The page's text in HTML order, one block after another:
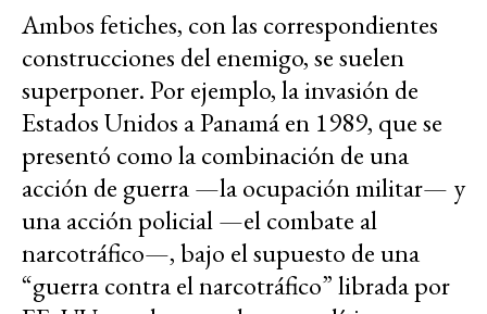
Ambos fetiches, con las correspondientes
construcciones del enemigo, se suelen
superponer. Por ejemplo, la invasión de
Estados Unidos a Panamá en 1989, que se
presentó como la combinación de una
acción de guerra —la ocupación militar— y
una acción policial —el combate al
narcotráfico—, bajo el supuesto de una
“guerra contra el narcotráfico” librada por